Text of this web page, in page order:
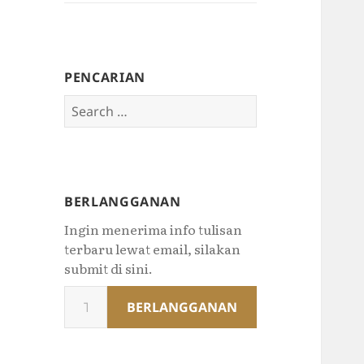
PENCARIAN
Search
for:
BERLANGGANAN
Ingin menerima info tulisan
terbaru lewat email, silakan
submit di sini.
your
email…
BERLANGGANAN